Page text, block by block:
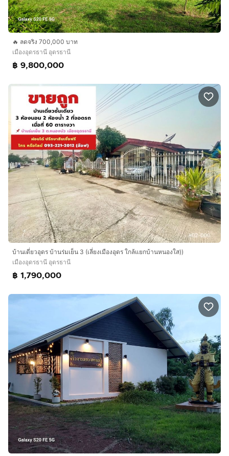
🔥 ลดจริง 700,000 บาท
เมืองอุดรธานี อุดรธานี
฿ 9,800,000
บ้านเดี่ยวอุดร บ้านร่มเย็น 3 (เลี่ยงเมืองอุดร ใกล้แยกบ้านหนองใส))
เมืองอุดรธานี อุดรธานี
฿ 1,790,000